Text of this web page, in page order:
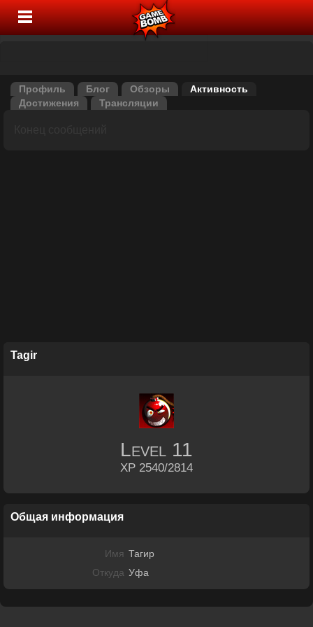
Профиль Блог Обзоры
Активность
Достижения
Трансляции
Tagir
Level 11
XP 2540/2814
Общая информация
Имя Тагир
Откуда Уфа